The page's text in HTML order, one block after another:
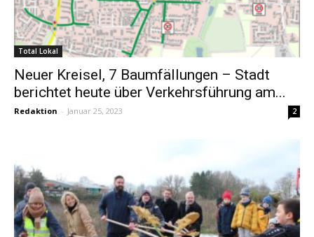
Total Lokal
Neuer Kreisel, 7 Baumfällungen – Stadt
berichtet heute über Verkehrsführung am...
Redaktion - Januar 25, 2023 2